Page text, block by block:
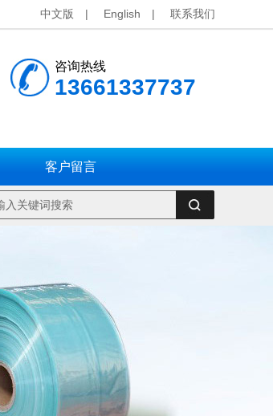
中文版 | English | 联系我们
咨询热线
13661337737
客户留言